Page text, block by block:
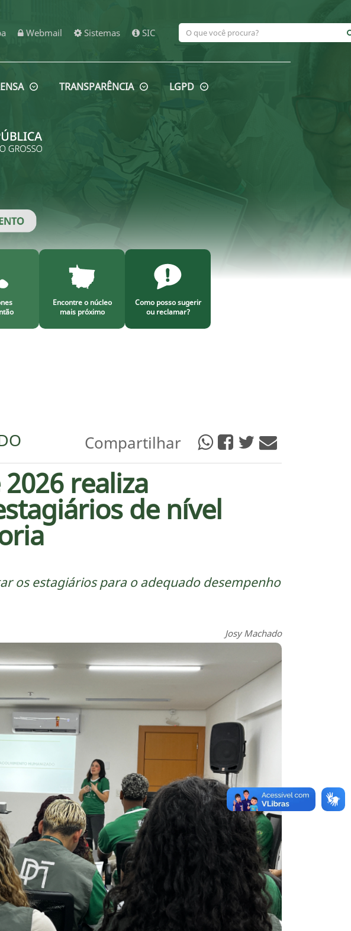
Webmail Sistemas SIC
TRANSPARÊNCIA
LGPD
Encontre o núcleo
mais próximo
Como posso sugerir
ou reclamar?
Compartilhar
realiza
de nível
os estagiários para o adequado desempenho
Josy Machado